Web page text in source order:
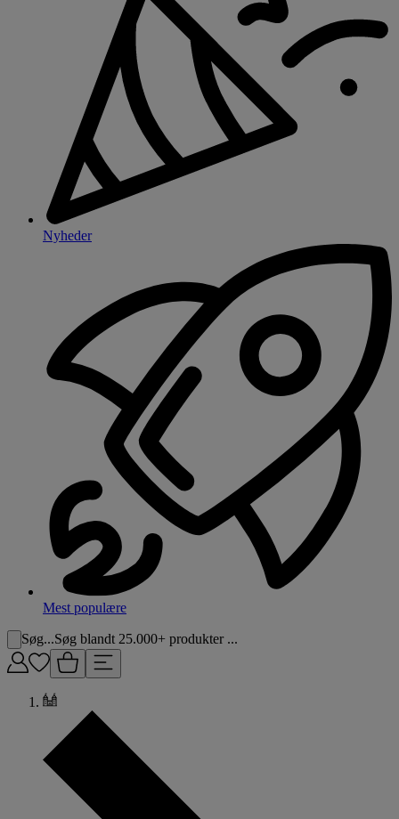
Nyheder
Mest populære
Søg...Søg blandt 25.000+ produkter ...